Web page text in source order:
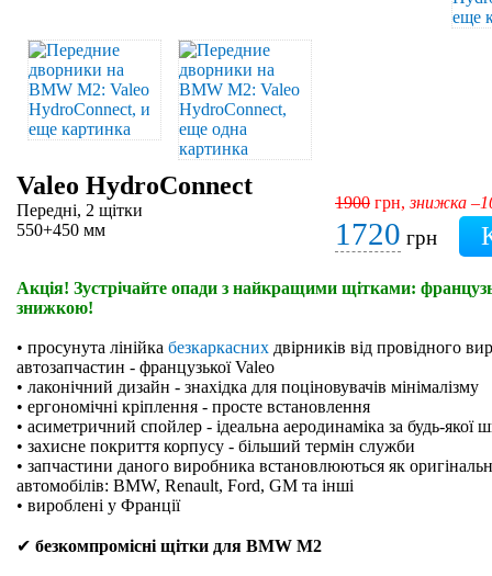
Valeo HydroConnect
Передні, 2 щітки
550+450 мм
1900 грн,знижка
1720 грн
Акція! Зустрічайте опади з найкращими щітками:
знижкою!
• просунута лінійка безкаркасних двірників від провідного
автозапчастин - французької Valeo
• лаконічний дизайн - знахідка для поціновувачів мінімалізму
• ергономічні кріплення - просте встановлення
• асиметричний спойлер - ідеальна аеродинаміка за будь-якої
• захисне покриття корпусу - більший термін служби
• запчастини даного виробника встановлюються як
автомобілів: BMW, Renault, Ford, GM та інші
• вироблені у Франції
✔ безкомпромісні щітки для BMW M2